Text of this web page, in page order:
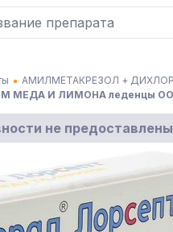
АМИЛМЕТАКРЕЗОЛ +
МЕДА И ЛИМОНА леденцы
не предоставлены